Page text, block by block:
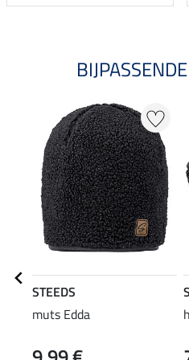
STEEDS
muts Edda